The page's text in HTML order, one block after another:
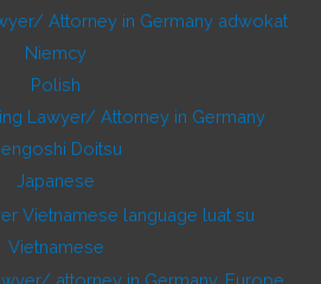
Polish
Japanese
Vietnamese